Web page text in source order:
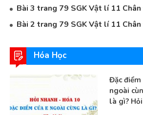
Bài 3 trang 79 SGK Vật lí 11
Bài 2 trang 79 SGK Vật lí 11
Hóa Học
Đặc
ngoài
là gì?